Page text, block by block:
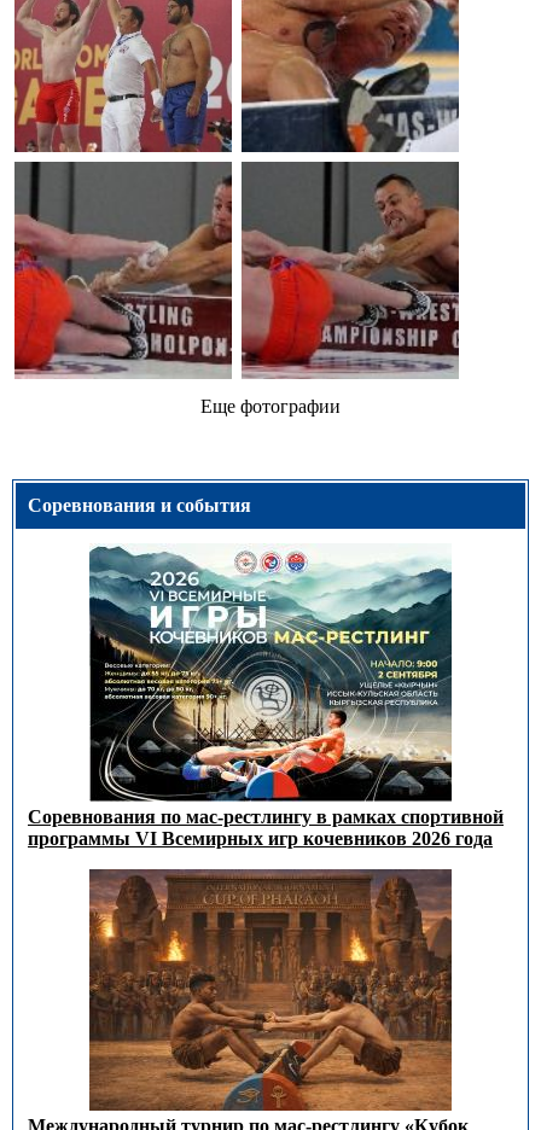
Еще фотографии
Соревнования и события
Соревнования по мас-рестлингу в рамках спортивной
программы VI Всемирных игр кочевников 2026 года
Международный турнир по мас-рестлингу «Кубок